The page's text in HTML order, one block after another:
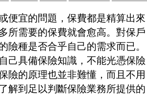
便宜的問題，保費都是精算出來
所需要的保費就會愈高。對保戶
險種是否合乎自己的需求而已。
己具備保險知識，不能光憑保險
險的原理也並非難懂，而且不用
解到足以判斷保險業務所提供的